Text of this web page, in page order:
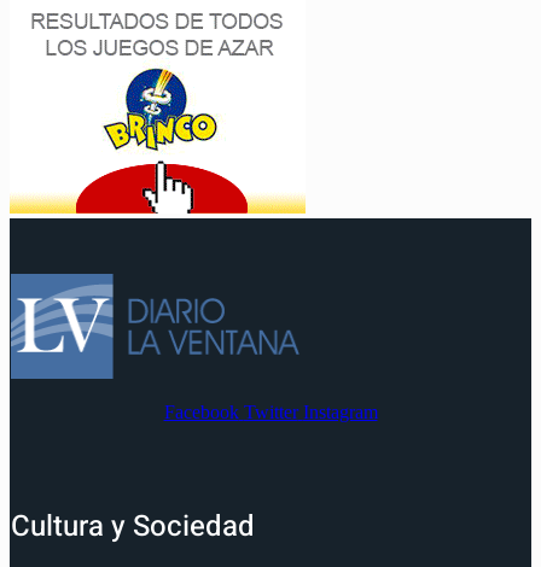
Facebook Twitter Instagram
Cultura y Sociedad